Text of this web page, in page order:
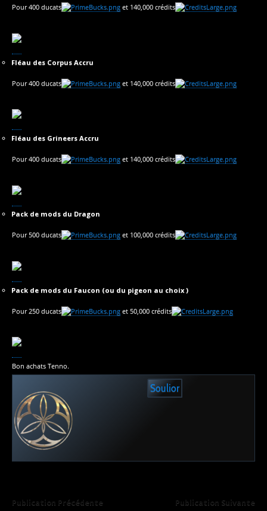
Pour 400 ducats et 140,000 crédits
Fléau des Corpus Accru
Pour 400 ducats et 140,000 crédits
Fléau des Grineers Accru
Pour 400 ducats et 140,000 crédits
Pack de mods du Dragon
Pour 500 ducats et 100,000 crédits
Pack de mods du Faucon (ou du pigeon au choix )
Pour 250 ducats et 50,000 crédits
Bon achats Tenno.
Soulior
Publication Précédente Publication Suivante